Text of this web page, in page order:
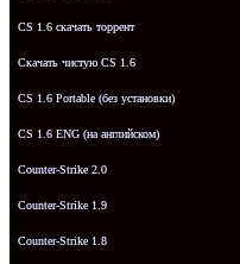
CS 1.6 скачать торрент
Скачать чистую CS 1.6
CS 1.6 Portable (без установки)
CS 1.6 ENG (на английском)
Counter-Strike 2.0
Counter-Strike 1.9
Counter-Strike 1.8